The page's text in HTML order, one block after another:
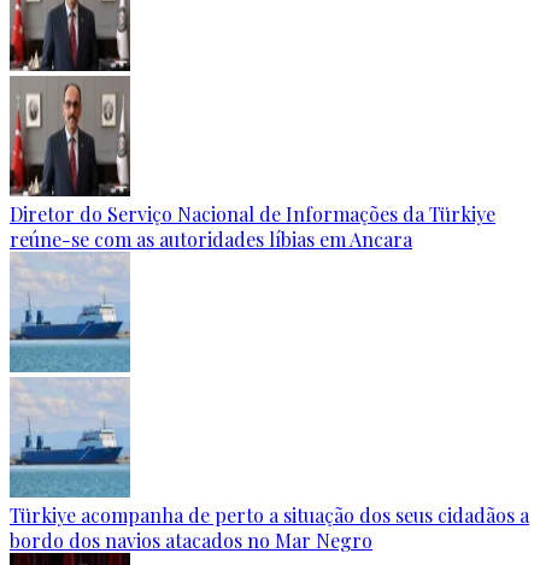
Diretor do Serviço Nacional de Informações da Türkiye
reúne-se com as autoridades líbias em Ancara
Türkiye acompanha de perto a situação dos seus cidadãos a
bordo dos navios atacados no Mar Negro